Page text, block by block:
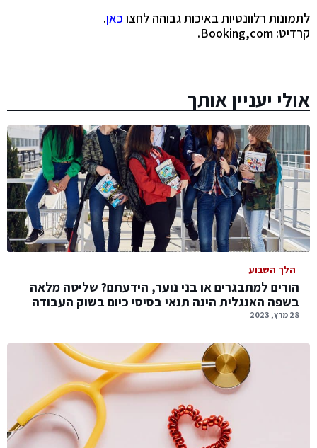
לתמונות רלוונטיות באיכות גבוהה לחצו כאן.
קרדיט: Booking,com
.
אולי יעניין אותך
הלך השבוע
הורים למתבגרים או בני נוער, הידעתם? שליטה מלאה
בשפה האנגלית הינה תנאי בסיסי כיום בשוק העבודה
28 מרץ, 2023